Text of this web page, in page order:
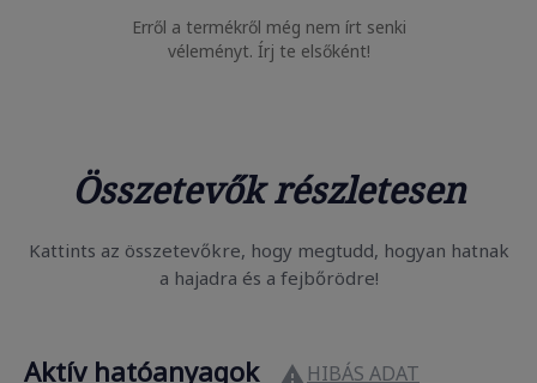
Erről a termékről még nem írt senki
véleményt. Írj te elsőként!
Összetevők részletesen
Kattints az összetevőkre, hogy megtudd, hogyan hatnak
a hajadra és a fejbőrödre!
Aktív hatóanyagok  HIBÁS ADAT